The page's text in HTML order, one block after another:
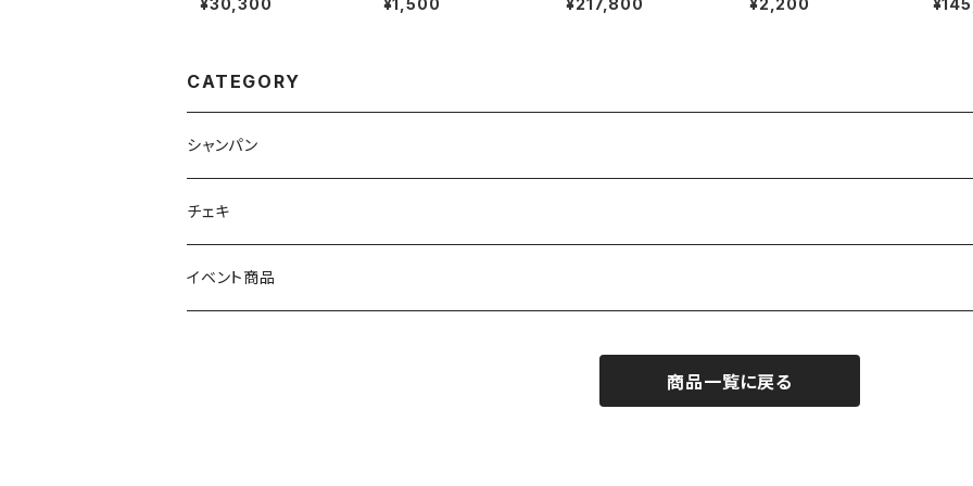
¥30,300 ¥1,500 ¥217,800 ¥2,200
CATEGORY
シャンパン
ノンアルコール
アルコール
チェキ
イベント商品
商品一覧に戻る